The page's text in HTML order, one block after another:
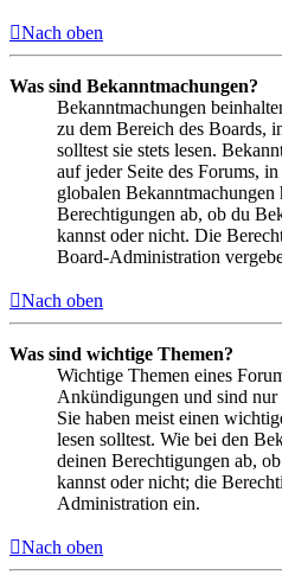
Nach oben
Was sind Bekanntmachungen?
Bekanntmachungen
zu dem Bereich des Boards,
solltest sie stets lesen.
auf jeder Seite des Forums,
globalen Bekanntmachungen
Berechtigungen ab, ob du
kannst oder nicht. Die
Board-Administration
Nach oben
Was sind wichtige Themen?
Wichtige Themen eines
Ankündigungen und sind nur
Sie haben meist einen
lesen solltest. Wie bei den
deinen Berechtigungen ab,
kannst oder nicht; die
Administration ein.
Nach oben